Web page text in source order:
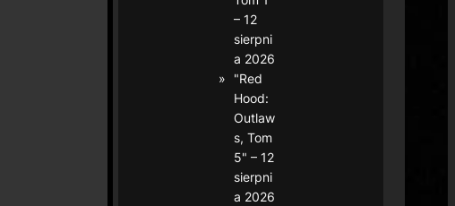
– 12
sierpni
a 2026
"Red
Hood:
Outlaw
s, Tom
5" – 12
sierpni
a 2026